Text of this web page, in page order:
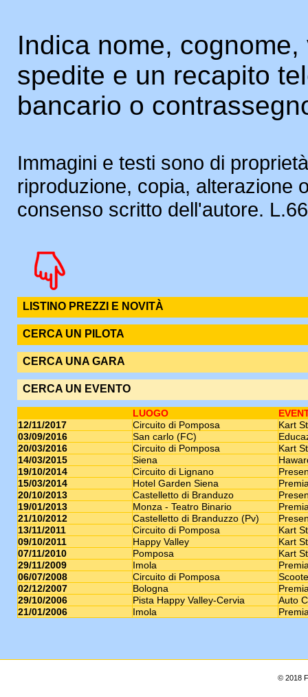
Indica nome,
spedite e un recapito
bancario o
Immagini e testi sono di
riproduzione, copia, alterazione
consenso scritto dell'autore.
LISTINO PREZZI E NOVITÀ
CERCA UN PILOTA
CERCA UNA GARA
CERCA UN EVENTO
LUOGO
12/11/2017
Circuito di Pomposa
Kart
03/09/2016
San carlo (FC)
20/03/2016
Circuito di Pomposa
Kart
14/03/2015
Siena
19/10/2014
Circuito di Lignano
15/03/2014
Hotel Garden Siena
20/10/2013
Castelletto di Branduzo
19/01/2013
Monza - Teatro Binario
21/10/2012
Castelletto di Branduzzo (Pv)
13/11/2011
Circuito di Pomposa
Kart
09/10/2011
Happy Valley
Kart
07/11/2010
Pomposa
Kart
29/11/2009
Imola
06/07/2008
Circuito di Pomposa
02/12/2007
Bologna
29/10/2006
Pista Happy Valley-Cervia
Auto
21/01/2006
Imola
© 2018